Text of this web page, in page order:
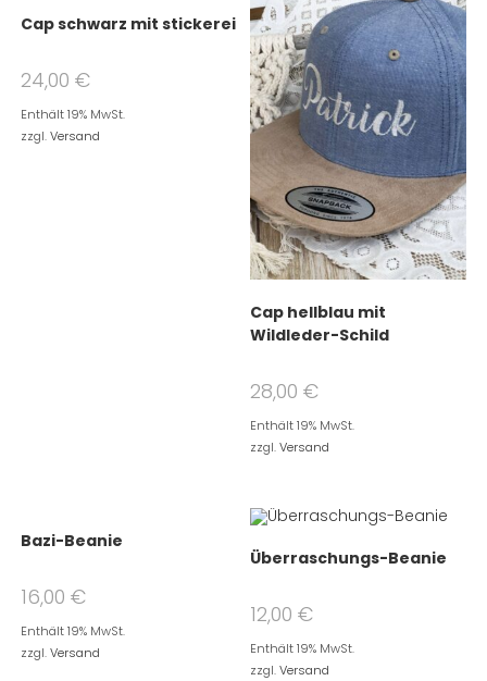
Cap schwarz mit stickerei
24,00 €
Enthält 19% MwSt.
zzgl.Versand
Cap hellblau mit
Wildleder-Schild
28,00€
Enthält 19% MwSt.
zzgl.Versand
Bazi-Beanie
16,00 €
Enthält 19% MwSt.
zzgl.Versand
Überraschungs-Beanie
12,00€
Enthält 19% MwSt.
zzgl.Versand